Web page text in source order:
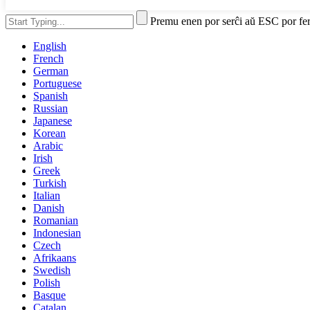
Premu enen por serĉi aŭ ESC por
English
French
German
Portuguese
Spanish
Russian
Japanese
Korean
Arabic
Irish
Greek
Turkish
Italian
Danish
Romanian
Indonesian
Czech
Afrikaans
Swedish
Polish
Basque